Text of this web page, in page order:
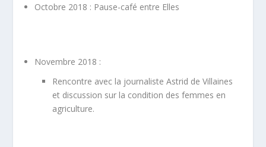
Octobre 2018 : Pause-café entre Elles
Novembre 2018 :
Rencontre avec la journaliste Astrid de Villaines
et discussion sur la condition des femmes en
agriculture.